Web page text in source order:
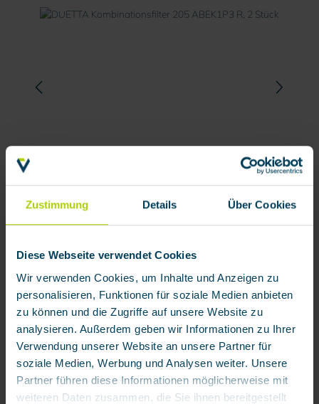
Zustimmung Details Über Cookies
Diese Webseite verwendet Cookies
Wir verwenden Cookies, um Inhalte und Anzeigen zu
personalisieren, Funktionen für soziale Medien anbieten
zu können und die Zugriffe auf unsere Website zu
analysieren. Außerdem geben wir Informationen zu Ihrer
Verwendung unserer Website an unsere Partner für
soziale Medien, Werbung und Analysen weiter. Unsere
Partner führen diese Informationen möglicherweise mit
weiteren Daten zusammen, die Sie ihnen bereitgestellt
Bildergalerie überspringen